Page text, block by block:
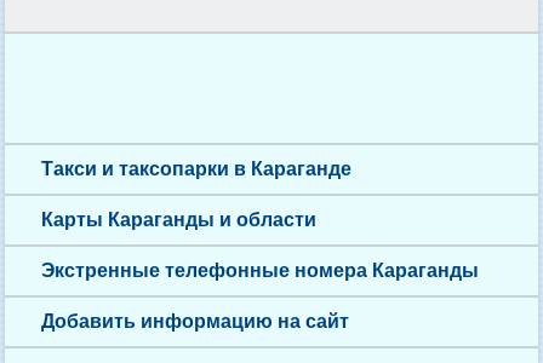
Такси и таксопарки в Караганде
Карты Караганды и области
Экстренные телефонные номера Караганды
Добавить информацию на сайт